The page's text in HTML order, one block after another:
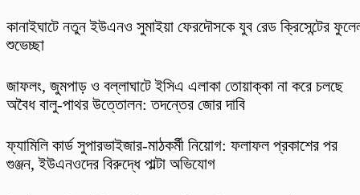
কানাইঘাটে নতুন ইউএনও সুমাইয়া ফেরদৌসকে যুব রেড ক্রিসেন্টের
শুভেচ্ছা
​জাফলং, জুমপাড় ও বল্লাঘাটে ইসিএ এলাকা তোয়াক্কা না করে চলছে
অবৈধ বালু-পাথর উত্তোলন: তদন্তের জোর দাবি
ফ্যামিলি কার্ড সুপারভাইজার-মাঠকর্মী নিয়োগ: ফলাফল প্রকাশের পর
গুঞ্জন, ইউএনওদের বিরুদ্ধে পাল্টা অভিযোগ